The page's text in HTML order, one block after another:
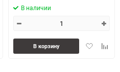
В наличии
Добавить
В корзину